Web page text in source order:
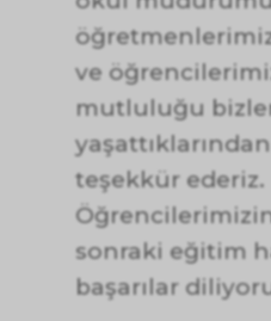
ve
mutluluğu
teşekkür ederiz.
sonraki eğitim
başarılar